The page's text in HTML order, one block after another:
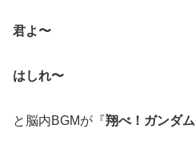
君よ〜
はしれ〜
と脳内BGMが『翔べ！ガンダム